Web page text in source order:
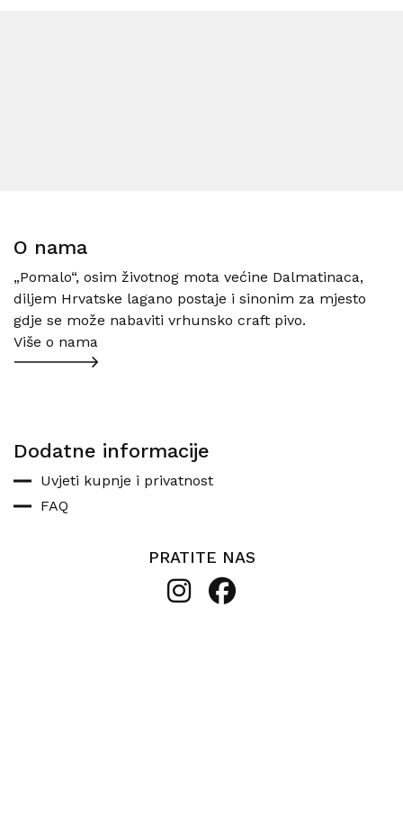
O nama
„Pomalo“, osim životnog mota većine Dalmatinaca,
diljem Hrvatske lagano postaje i sinonim za mjesto
gdje se može nabaviti vrhunsko craft pivo.
Više o nama
Dodatne informacije
Uvjeti kupnje i privatnost
FAQ
PRATITE NAS